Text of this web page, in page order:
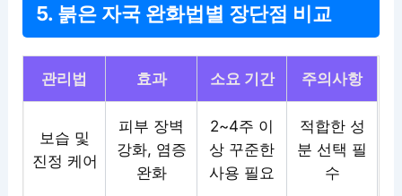
5. 붉은 자국 완화법별 장단점 비교
관리법 효과 소요 기간 주의사항
보습 및
진정 케어
피부 장벽
강화, 염증
완화
2~4주 이
상 꾸준한
사용 필요
적합한 성
분 선택 필
수